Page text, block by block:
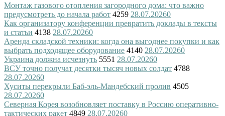
Монтаж газового отопления загородного дома: что важно
предусмотреть до начала работ 4259 28.07.20260
Как организатору конференции превратить доклады в тексты
и статьи 4138 28.07.20260
Аренда складской техники: когда она выгоднее покупки и как
выбрать подходящее оборудование 4140 28.07.20260
Украина должна исчезнуть 5551 28.07.20260
ВСУ точно получат десятки тысяч новых солдат 4788
28.07.20260
Хуситы перекрыли Баб-эль-Мандебский пролив 4505
28.07.20260
Северная Корея возобновляет поставку в Россию оперативно-
тактических ракет 4849 28.07.20260